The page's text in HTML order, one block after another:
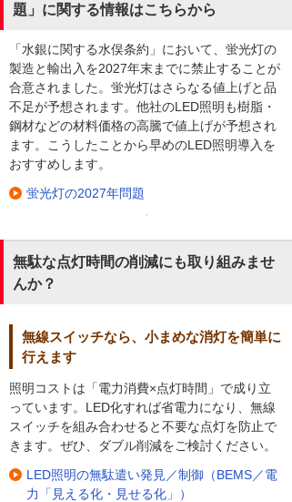
題」に関する情報はこちらから
「水銀に関する水俣条約」において、蛍光灯の
製造と輸出入を2027年末までに禁止することが
合意されました。蛍光灯はさらなる値上げと品
不足が予想されます。他社のLED照明も樹脂・
鋼材などの材料価格の高騰で値上げが予想され
ます。こうしたことから早めのLED照明導入を
おすすめします。
蛍光灯の2027年問題
無駄な点灯時間の削減にも取り組みませ
んか？
無線スイッチなら、小まめな消灯を簡単に
行えます
照明コストは「電力消費×点灯時間」で成り立
っています。LED化すれば省電力になり、無線
スイッチを組み合わせると不要な点灯を防止で
きます。ぜひ、ダブル削減をご検討ください。
LED照明の無駄遣い発見／制御（BEMS／電
力「見える化・見せる化」）